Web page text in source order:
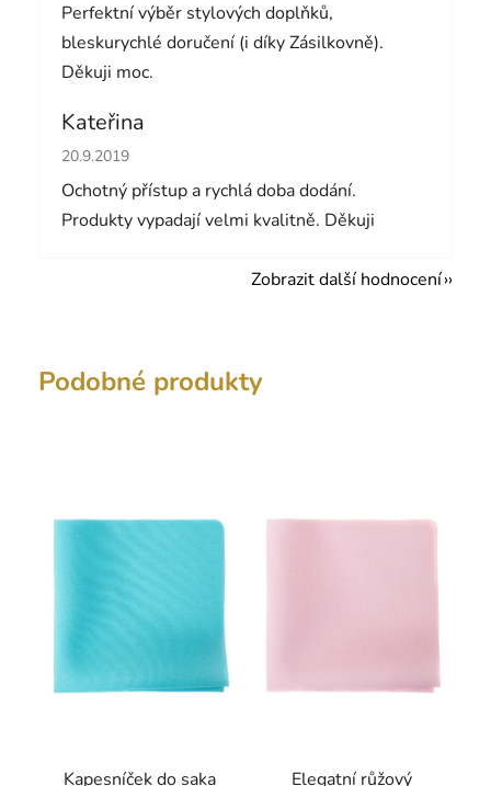
Perfektní výběr stylových doplňků,
bleskurychlé doručení (i díky Zásilkovně).
Děkuji moc.
Kateřina
Hodnocení obchodu je 5 z 5 hvězdiček.
20.9.2019
Ochotný přístup a rychlá doba dodání.
Produkty vypadají velmi kvalitně. Děkuji
Zobrazit další hodnocení
Podobné produkty
Kapesníček do saka Elegatní růžový